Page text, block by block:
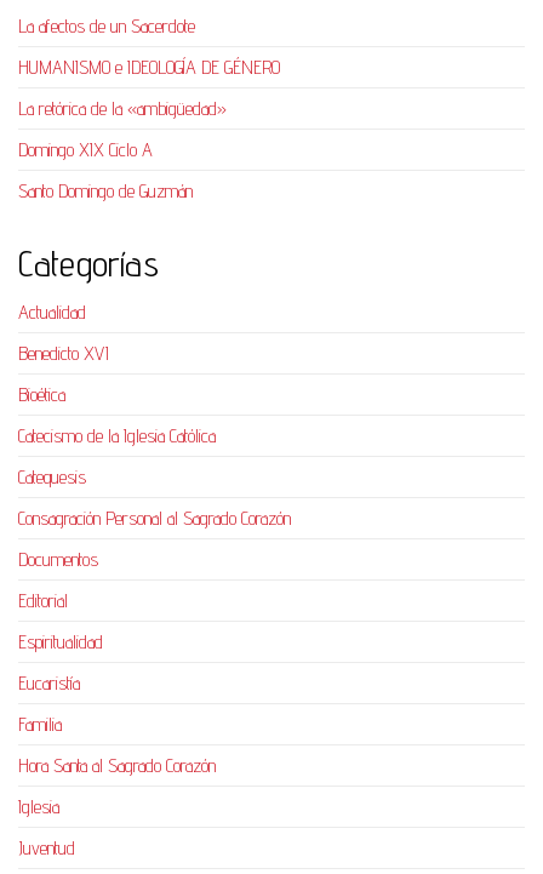
La afectos de un Sacerdote
HUMANISMO e IDEOLOGÍA DE GÉNERO
La retórica de la «ambigüedad»
Domingo XIX Ciclo A
Santo Domingo de Guzmán
Categorías
Actualidad
Benedicto XVI
Bioética
Catecismo de la Iglesia Católica
Catequesis
Consagración Personal al Sagrado Corazón
Documentos
Editorial
Espiritualidad
Eucaristía
Familia
Hora Santa al Sagrado Corazón
Iglesia
Juventud